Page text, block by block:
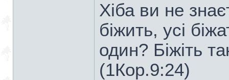
Хіба ви не
біжить, усі
один? Біжіть
(1Кор.9:24)